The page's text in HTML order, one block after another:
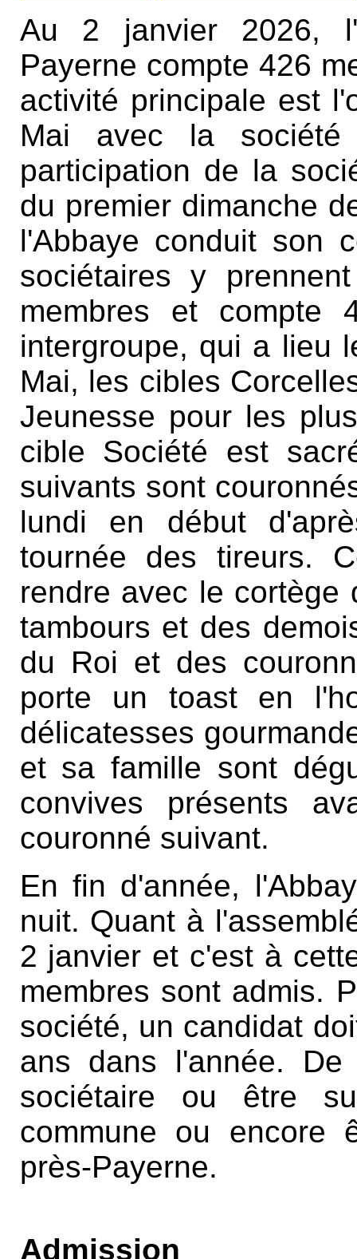
Au 2 janvier 2026,
Payerne compte 426
activité principale est
Mai avec la
participation de la
du premier dimanche
l'Abbaye conduit son
sociétaires y
membres et compte
intergroupe, qui a lieu
Mai, les cibles
Jeunesse pour les
cible Société est
suivants sont
lundi en début
tournée des tireurs.
rendre avec le cortège
tambours et des
du Roi et des
porte un toast en
délicatesses
et sa famille sont
convives présents
couronné suivant.
En fin d'année,
nuit. Quant à
2 janvier et c'est à
membres sont admis.
société, un candidat
ans dans l'année.
sociétaire ou être
commune ou encore
près-Payerne.
Admission